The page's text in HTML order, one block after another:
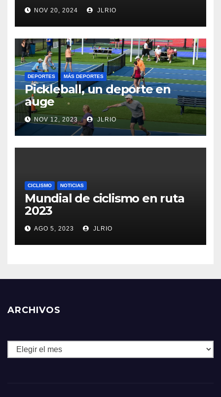
NOV 20, 2024 JLRIO
DEPORTES MÁS DEPORTES
Pickleball, un deporte en
auge
NOV 12, 2023 JLRIO
CICLISMO NOTICIAS
Mundial de ciclismo en ruta
2023
AGO 5, 2023 JLRIO
ARCHIVOS
Archivos